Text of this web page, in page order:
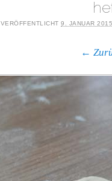
VERÖFFENTLICHT9. JANUAR 2015
←